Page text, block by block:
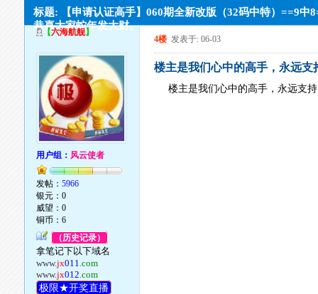
标题: 【申请认证高手】060期全新改版（32码中特）==9中
恭喜大家蛇年发大财。
【六海航舰】
用户组： 风云使者
发帖：5966
银元：0
威望：0
铜币：6
（历史记录）
拿笔记下以下域名
www.jx011.com
www.jx012.com
极限★开奖直播
4楼 发表于: 06-03
楼主是我们心中的高手，永远支
楼主是我们心中的高手，永远支